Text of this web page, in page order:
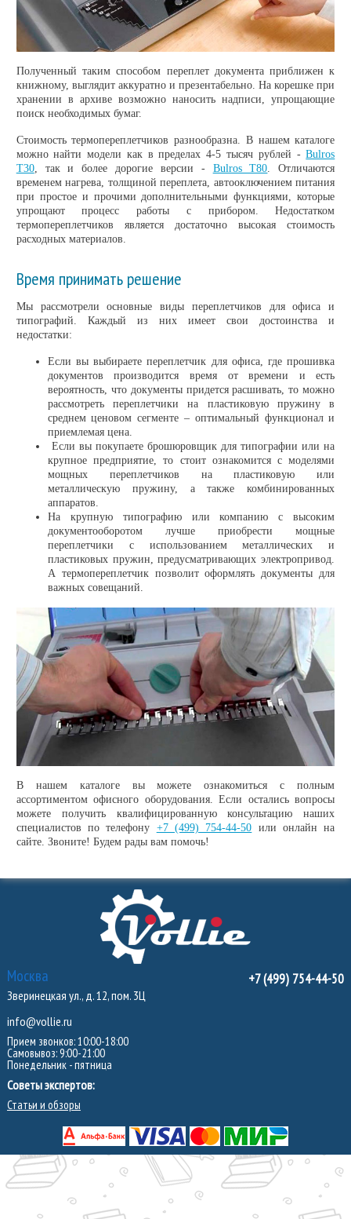
Полученный таким способом переплет документа приближен к
книжному, выглядит аккуратно и презентабельно. На корешке при
хранении в архиве возможно наносить надписи, упрощающие
поиск необходимых бумаг.
Стоимость термопереплетчиков разнообразна. В нашем каталоге
можно найти модели как в пределах 4-5 тысяч рублей -Bulros
T30, так и более дорогие версии - Bulros T80 . Отличаются
временем нагрева, толщиной переплета, автооключением питания
при простое и прочими дополнительными функциями, которые
упрощают процесс работы с прибором. Недостатком
термопереплетчиков является достаточно высокая стоимость
расходных материалов.
Время принимать решение
Мы рассмотрели основные виды переплетчиков для офиса и
типографий. Каждый из них имеет свои достоинства и
недостатки:
Если вы выбираете переплетчик для офиса, где прошивка
документов производится время от времени и есть
вероятность, что документы придется расшивать, то можно
рассмотреть переплетчики на пластиковую пружину в
среднем ценовом сегменте – оптимальный функционал и
приемлемая цена.
Если вы покупаете брошюровщик для типографии или на
крупное предприятие, то стоит ознакомится с моделями
мощных переплетчиков на пластиковую или
металлическую пружину, а также комбинированных
аппаратов.
На крупную типографию или компанию с высоким
документооборотом лучше приобрести мощные
переплетчики с использованием металлических и
пластиковых пружин, предусматривающих электропривод.
А термопереплетчик позволит оформлять документы для
важных совещаний.
В нашем каталоге вы можете ознакомиться с полным
ассортиментом офисного оборудования. Если остались вопросы
можете получить квалифицированную консультацию наших
специалистов по телефону +7 (499) 754-44-50 или онлайн на
сайте. Звоните! Будем рады вам помочь!
Москва
Зверинецкая ул., д. 12, пом. 3Ц
info@vollie.ru
Прием звонков: 10:00-18:00
Самовывоз: 9:00-21:00
Понедельник - пятница
Советы экспертов:
Статьи и обзоры
+7 (499) 754-44-50